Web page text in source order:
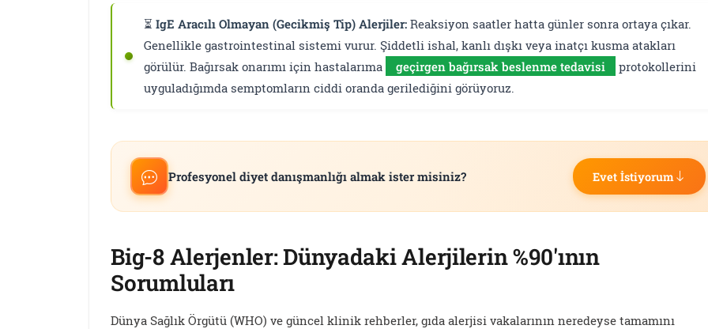
⏳IgE Aracılı Olmayan (Gecikmiş Tip) Alerjiler: Reaksiyon saatler hatta günler sonra ortaya çıkar.
Genellikle gastrointestinal sistemi vurur. Şiddetli ishal, kanlı dışkı veya inatçı kusma atakları
görülür. Bağırsak onarımı için hastalarıma
geçirgen bağırsak beslenme tedavisi
protokollerini
uyguladığımda semptomların ciddi oranda gerilediğini görüyoruz.
Profesyonel diyet danışmanlığı almak ister misiniz? Evet İstiyorum
Big-8 Alerjenler: Dünyadaki Alerjilerin %90'ının
Sorumluları
Dünya Sağlık Örgütü (WHO) ve güncel klinik rehberler, gıda alerjisi vakalarının neredeyse tamamını